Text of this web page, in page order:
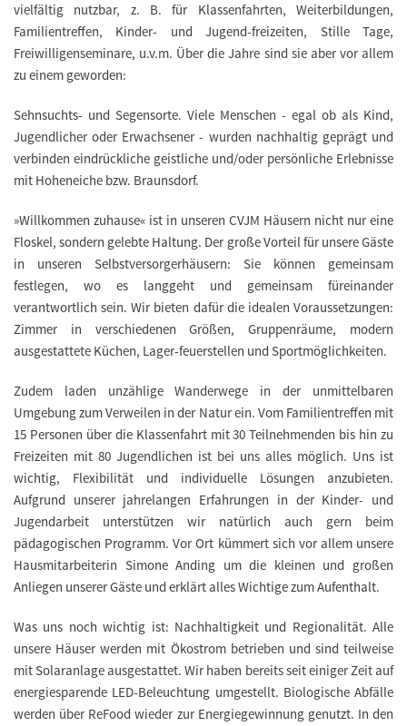
vielfältig nutzbar, z. B. für Klassenfahrten, Weiterbildungen,
Familientreffen, Kinder- und Jugend-freizeiten, Stille Tage,
Freiwilligenseminare, u.v.m. Über die Jahre sind sie aber vor allem
zu einem geworden:
Sehnsuchts- und Segensorte. Viele Menschen - egal ob als Kind,
Jugendlicher oder Erwachsener - wurden nachhaltig geprägt und
verbinden eindrückliche geistliche und/oder persönliche Erlebnisse
mit Hoheneiche bzw. Braunsdorf.
»Willkommen zuhause« ist in unseren CVJM Häusern nicht nur eine
Floskel, sondern gelebte Haltung. Der große Vorteil für unsere Gäste
in unseren Selbstversorgerhäusern: Sie können gemeinsam
festlegen, wo es langgeht und gemeinsam füreinander
verantwortlich sein. Wir bieten dafür die idealen Voraussetzungen:
Zimmer in verschiedenen Größen, Gruppenräume, modern
ausgestattete Küchen, Lager-feuerstellen und Sportmöglichkeiten.
Zudem laden unzählige Wanderwege in der unmittelbaren
Umgebung zum Verweilen in der Natur ein. Vom Familientreffen mit
15 Personen über die Klassenfahrt mit 30 Teilnehmenden bis hin zu
Freizeiten mit 80 Jugendlichen ist bei uns alles möglich. Uns ist
wichtig, Flexibilität und individuelle Lösungen anzubieten.
Aufgrund unserer jahrelangen Erfahrungen in der Kinder- und
Jugendarbeit unterstützen wir natürlich auch gern beim
pädagogischen Programm. Vor Ort kümmert sich vor allem unsere
Hausmitarbeiterin Simone Anding um die kleinen und großen
Anliegen unserer Gäste und erklärt alles Wichtige zum Aufenthalt.
Was uns noch wichtig ist: Nachhaltigkeit und Regionalität. Alle
unsere Häuser werden mit Ökostrom betrieben und sind teilweise
mit Solaranlage ausgestattet. Wir haben bereits seit einiger Zeit auf
energiesparende LED-Beleuchtung umgestellt. Biologische Abfälle
werden über ReFood wieder zur Energiegewinnung genutzt. In den